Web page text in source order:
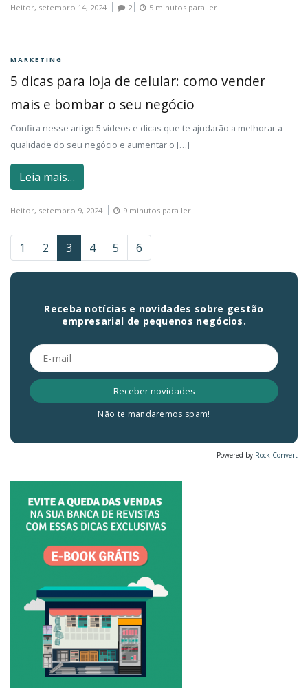
Heitor, setembro 14, 2024 2 5 minutos para ler
MARKETING
5 dicas para loja de celular: como vender
mais e bombar o seu negócio
Confira nesse artigo 5 vídeos e dicas que te ajudarão a melhorar a
qualidade do seu negócio e aumentar o […]
Leia mais…
Heitor, setembro 9, 2024 9 minutos para ler
1 2 3 4 5 6
Receba notícias e novidades sobre gestão
empresarial de pequenos negócios.
Não te mandaremos spam!
Powered by Rock Convert